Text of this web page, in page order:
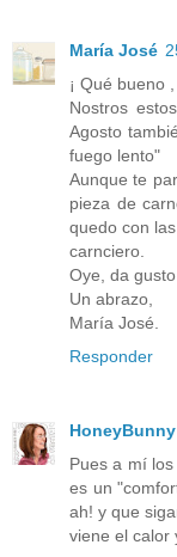
María José
¡ Qué bueno
Nostros
Agosto
fuego lento"
Aunque te
pieza de
quedo con
carnciero.
Oye, da
Un abrazo,
María José.
Responder
HoneyBunny
Pues a mí
es un
ah! y que
viene el calor